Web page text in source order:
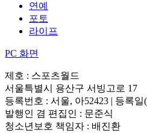
연예
포토
라이프
PC 화면
제호 : 스포츠월드
서울특별시 용산구 서빙고로 17
등록번호 : 서울, 아52423 | 등록
발행인 겸 편집인 : 문준식
청소년보호 책임자 : 배진환